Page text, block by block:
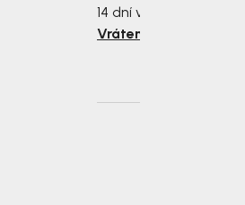
14 dní vrátiť.
Vrátenie tovaru